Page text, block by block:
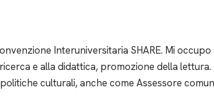
Interuniversitaria SHARE. Mi occupo
e alla didattica, promozione della lettura.
culturali, anche come Assessore